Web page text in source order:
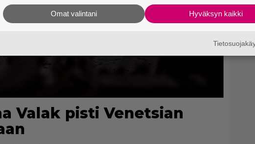
Valak pisti Venetsian
Hyväksyn kaikki
Omat valintani